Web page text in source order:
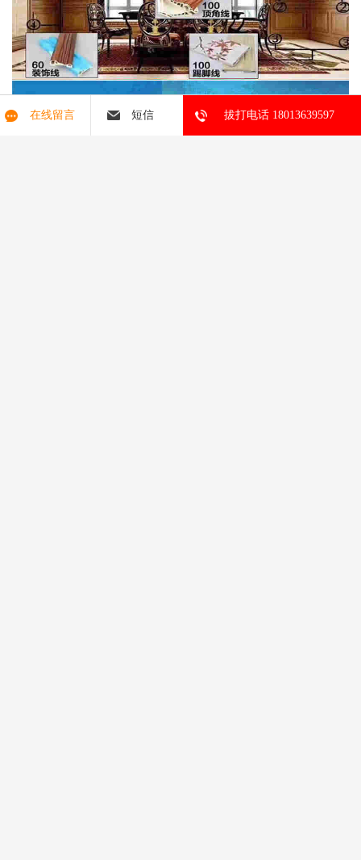
在线留言 短信 拔打电话 18013639597